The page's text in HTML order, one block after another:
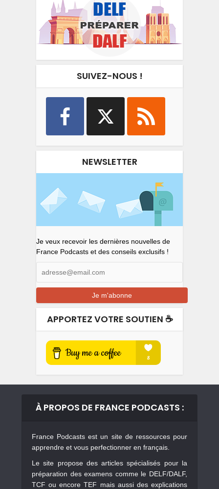
SUIVEZ-NOUS !
NEWSLETTER
Je veux recevoir les dernières nouvelles de
France Podcasts et des conseils exclusifs !
APPORTEZ VOTRE SOUTIEN ☕️
À PROPOS DE FRANCE PODCASTS :
France Podcasts est un site de ressources pour
apprendre et vous perfectionner en français.
Le site propose des articles spécialisés pour la
préparation des examens comme le DELF/DALF,
TCF ou encore TEF mais aussi des explications